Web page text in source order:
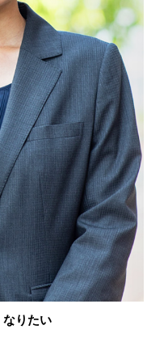
なりたい